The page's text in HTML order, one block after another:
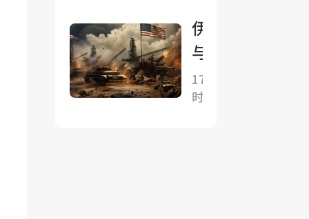
立性
面临
新考
验
难
解
政
策
伊朗
与阿
曼已
明确
17小
时前